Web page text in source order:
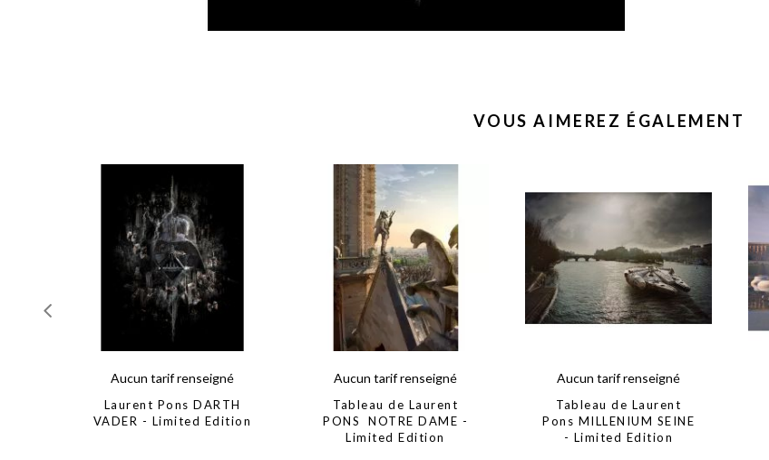
VOUS AIMEREZ ÉGALEMENT
Aucun tarif renseigné
Laurent Pons DARTH
VADER - Limited Edition
Aucun tarif renseigné
Tableau de Laurent
PONS NOTRE DAME -
Limited Edition
Aucun tarif renseigné
Tableau de Laurent
Pons MILLENIUM SEINE
- Limited Edition